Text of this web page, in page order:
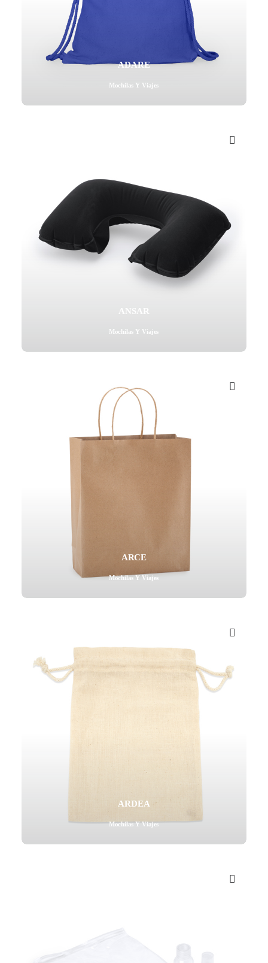
ADARE
Mochilas Y Viajes
ANSAR
Mochilas Y Viajes
ARCE
Mochilas Y Viajes
ARDEA
Mochilas Y Viajes